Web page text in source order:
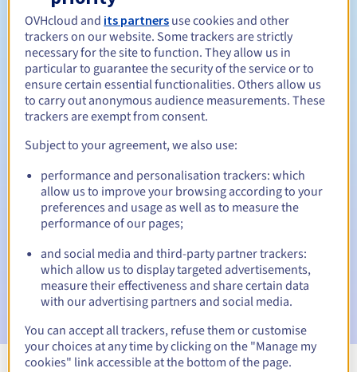
Verlengingsperiode Tussen 1 en 10 jaar
Inlosperiode 30 dagen
Waarschuwings-e-mails:60, 30, 15, 7 en 3 dagen vóór de
vervaldatum
E-mail op de vervaldatumom de schorsing van de
domeinnaam te melden
E-mail na de Redemption Grace Periodom de
verwijdering van de domeinnaam te melden
OVHcloud and its partners use cookies and other
trackers on our website. Some trackers are strictly
necessary for the site to function. They allow us in
particular to guarantee the security of the service or to
ensure certain essential functionalities. Others allow us
to carry out anonymous audience measurements. These
trackers are exempt from consent.
Subject to your agreement, we also use:
performance and personalisation trackers: which
allow us to improve your browsing according to your
preferences and usage as well as to measure the
performance of our pages;
and social media and third-party partner trackers:
which allow us to display targeted advertisements,
measure their effectiveness and share certain data
with our advertising partners and social media.
You can accept all trackers, refuse them or customise
your choices at any time by clicking on the "Manage my
cookies" link accessible at the bottom of the page.